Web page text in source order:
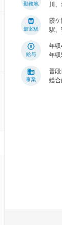
勤務地
川
最寄駅
霞
駅、
給与
年収
年収
事業
普
総合